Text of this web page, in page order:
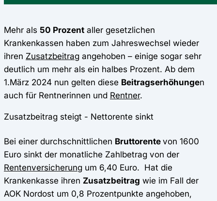
Mehr als 50 Prozent aller gesetzlichen
Krankenkassen haben zum Jahreswechsel wieder
ihren Zusatzbeitrag angehoben – einige sogar sehr
deutlich um mehr als ein halbes Prozent. Ab dem
1.März 2024 nun gelten diese Beitragserhöhungen
auch für Rentnerinnen und Rentner.
Zusatzbeitrag steigt - Nettorente sinkt
Bei einer durchschnittlichen Bruttorentevon 1600
Euro sinkt der monatliche Zahlbetrag von der
Rentenversicherung um 6,40 Euro. Hat die
Krankenkasse ihren Zusatzbeitrag wie im Fall der
AOK Nordost um 0,8 Prozentpunkte angehoben,